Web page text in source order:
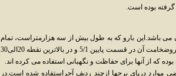
بوده است.
می باشد.این بارو که به طول بیش از سه هزارمتراست، تمام
اماکن داخل بافت رادربرمی گرفته است.ارتفاع دیوار7 الی 8 متروضخامت آن در قسمت پایین 5/1 و در بالاترین نقطه 20الی30
موارد درپای برجها ازچند ردیف آجراستفاده شده است.در